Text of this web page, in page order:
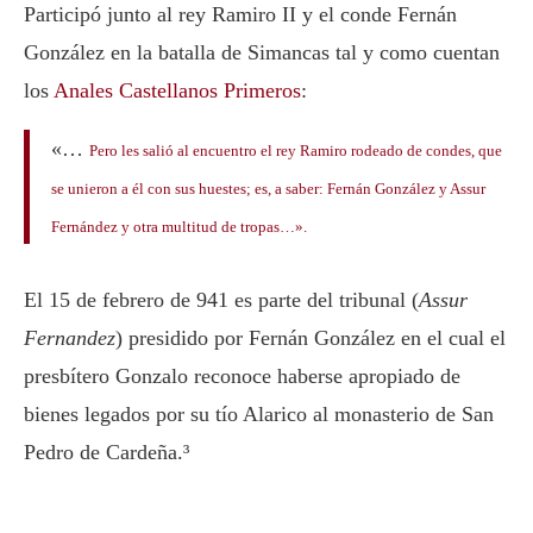
Participó junto al rey Ramiro II y el conde Fernán
González en la batalla de Simancas tal y como cuentan
los Anales Castellanos Primeros:
«… Pero les salió al encuentro el rey Ramiro rodeado de condes, que
se unieron a él con sus huestes; es, a saber: Fernán Gonzálezy Assur
Fernándezy otra multitud de tropas…».
El 15 de febrero de 941 es parte del tribunal (Assur
Fernandez) presidido por Fernán González en el cual el
presbítero Gonzalo reconoce haberse apropiado de
bienes legados por su tío Alarico al monasterio de San
Pedro de Cardeña.³